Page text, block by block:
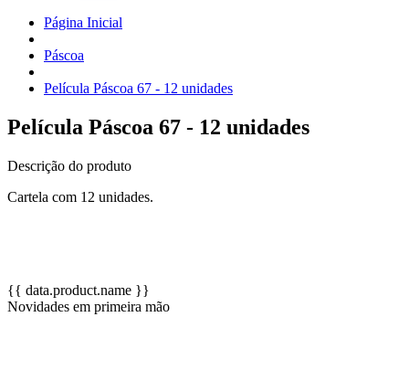
Página Inicial
Páscoa
Película Páscoa 67 - 12 unidades
Película Páscoa 67 - 12 unidades
Descrição do produto
Cartela com 12 unidades.
{{ data.product.name }}
Novidades em primeira mão